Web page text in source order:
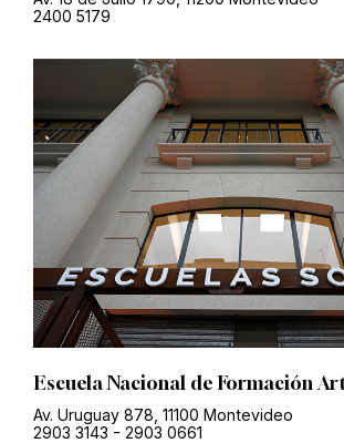
2400 5179
Escuela Nacional de Formación
Av. Uruguay 878, 11100 Montevideo
2903 3143 - 2903 0661